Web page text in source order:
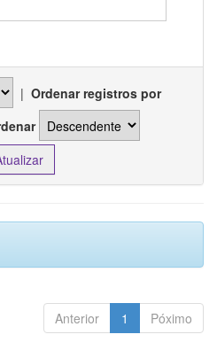
| Ordenar registros por
Anterior 1 Póximo